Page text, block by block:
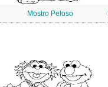
Mostro Peloso